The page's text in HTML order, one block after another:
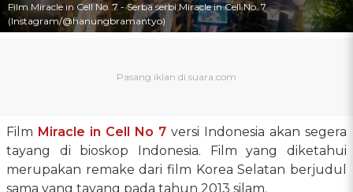
Film Miracle in Cell No. 7 - Serba serbi Miracle in Cell No. 7
(Instagram/@hanungbramantyo)
Film Miracle in Cell No 7 versi Indonesia akan segera
tayang di bioskop Indonesia. Film yang diketahui
merupakan remake dari film Korea Selatan berjudul
sama yang tayang pada tahun 2013 silam.